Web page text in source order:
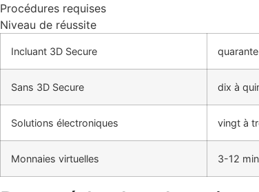
Procédures requises
Niveau de réussite
Incluant 3D Secure
Sans 3D Secure dix à
Solutions électroniques vingt à
Monnaies virtuelles 3-12